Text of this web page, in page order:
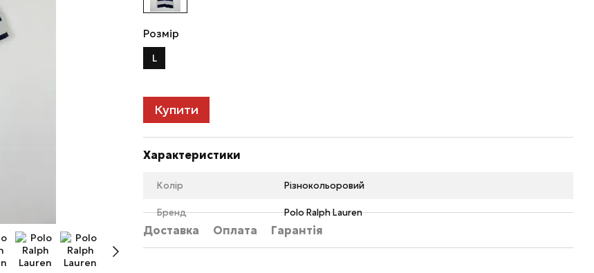
Розмір
L
Купити
Характеристики
Колір Різнокольоровий
Бренд Polo Ralph Lauren
Доставка Оплата Гарантія